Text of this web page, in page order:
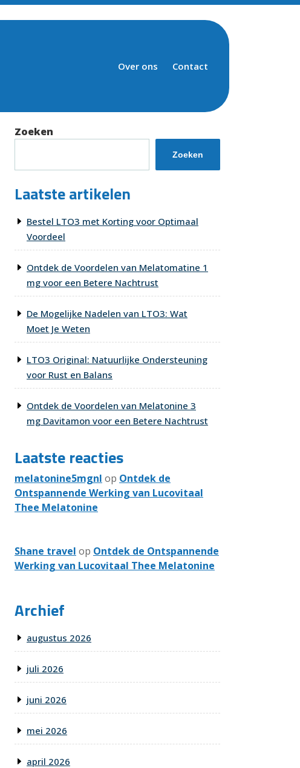
Over ons Contact
Zoeken
Zoeken
Laatste artikelen
Bestel LTO3 met Korting voor Optimaal
Voordeel
Ontdek de Voordelen van Melatomatine 1
mg voor een Betere Nachtrust
De Mogelijke Nadelen van LTO3: Wat
Moet Je Weten
LTO3 Original: Natuurlijke Ondersteuning
voor Rust en Balans
Ontdek de Voordelen van Melatonine 3
mg Davitamon voor een Betere Nachtrust
Laatste reacties
melatonine5mgnl op Ontdek de
Ontspannende Werking van Lucovitaal
Thee Melatonine
Shane travel op Ontdek de Ontspannende
Werking van Lucovitaal Thee Melatonine
Archief
augustus 2026
juli 2026
juni 2026
mei 2026
april 2026